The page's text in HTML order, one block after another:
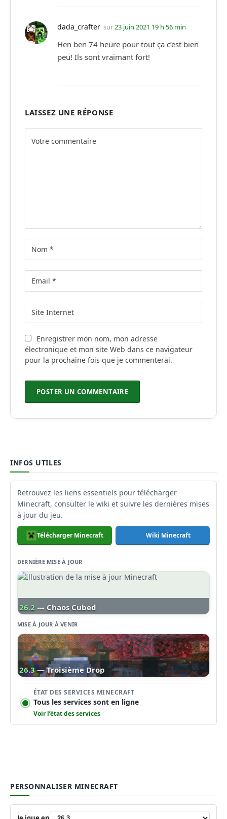
dada_crafter sur 23 juin 2021 19 h 56 min
Hen ben 74 heure pour tout ça c’est bien
peu! Ils sont vraimant fort!
LAISSEZ UNE RÉPONSE
Enregistrer mon nom, mon adresse
électronique et mon site Web dans ce navigateur
pour la prochaine fois que je commenterai.
INFOS UTILES
Retrouvez les liens essentiels pour télécharger
Minecraft, consulter le wiki et suivre les dernières mises
à jour du jeu.
Télécharger Minecraft Wiki Minecraft
DERNIÈRE MISE À JOUR
26.2 — Chaos Cubed
MISE À JOUR À VENIR
26.3 — Troisième Drop
ÉTAT DES SERVICES MINECRAFT
Tous les services sont en ligne
Voir l’état des services
PERSONNALISER MINECRAFT